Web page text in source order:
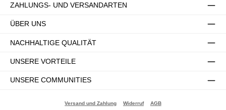
ZAHLUNGS- UND VERSANDARTEN
ÜBER UNS
NACHHALTIGE QUALITÄT
UNSERE VORTEILE
UNSERE COMMUNITIES
Versand und Zahlung Widerruf AGB